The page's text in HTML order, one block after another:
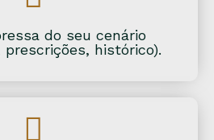
do seu cenário
histórico).